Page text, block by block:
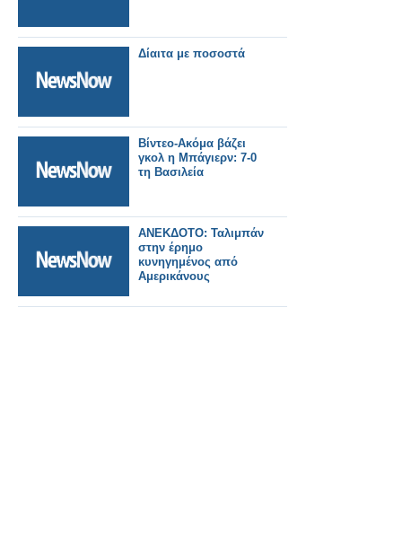
Δίαιτα με ποσοστά
Βίντεο-Ακόμα βάζει
γκολ η Μπάγιερν: 7-0
τη Βασιλεία
ANEΚΔΟΤΟ: Ταλιμπάν
στην έρημο
κυνηγημένος από
Αμερικάνους